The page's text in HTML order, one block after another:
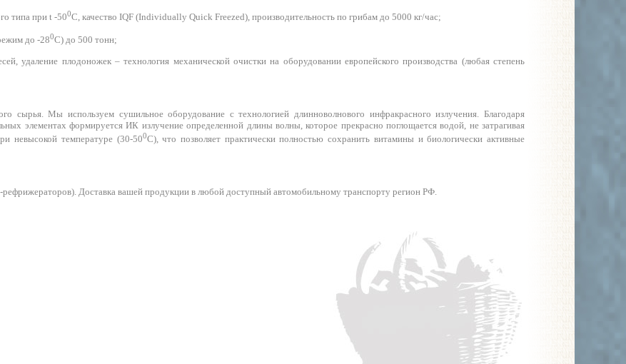
типа при t -500С, качество IQF (Individually Quick Freezed), производительность по грибам до 5000 кг/час;
до -280С) до 500 тонн;
удаление плодоножек – технология механической очистки на оборудовании европейского производства (любая степень
сырья. Мы используем сушильное оборудование с технологией длинноволнового инфракрасного излучения. Благодаря
элементах формируется ИК излучение определенной длины волны, которое прекрасно поглощается водой, не затрагивая
невысокой температуре (30-500С), что позволяет практически полностью сохранить витамины и биологически активные
Доставка вашей продукции в любой доступный автомобильному транспорту регион РФ.